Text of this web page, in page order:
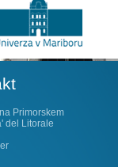
Primorskem
del Litorale